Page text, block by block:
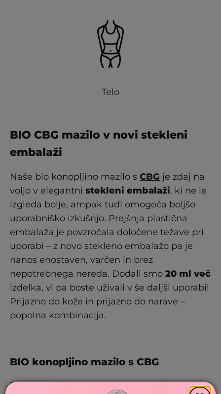
Telo
BIO CBG mazilo v novi stekleni
embalaži
Naše bio konopljino mazilo s CBG je zdaj na
voljo v elegantni stekleni embalaži, ki ne le
izgleda bolje, ampak tudi omogoča boljšo
uporabniško izkušnjo. Prejšnja plastična
embalaža je povzročala določene težave pri
uporabi – z novo stekleno embalažo pa je
nanos enostaven, varčen in brez
nepotrebnega nereda. Dodali smo 20 ml več
izdelka, vi pa boste uživali v še daljši uporabi!
Prijazno do kože in prijazno do narave –
popolna kombinacija.
BIO konopljino mazilo s CBG
BIO CBG mazilo je bilo posebej razvito za